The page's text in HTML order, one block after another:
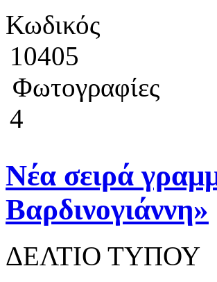
Κωδικός
10405
Φωτογραφίες
4
Νέα σειρά
Βαρδινογιάννη»
ΔΕΛΤΙΟ ΤΥΠΟΥ